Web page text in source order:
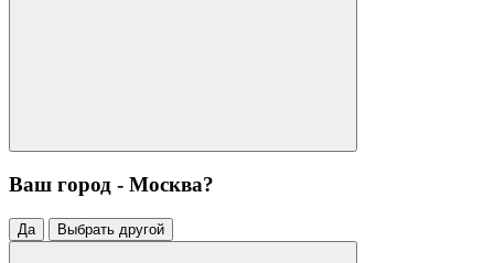
Ваш город - Москва?
Да Выбрать другой